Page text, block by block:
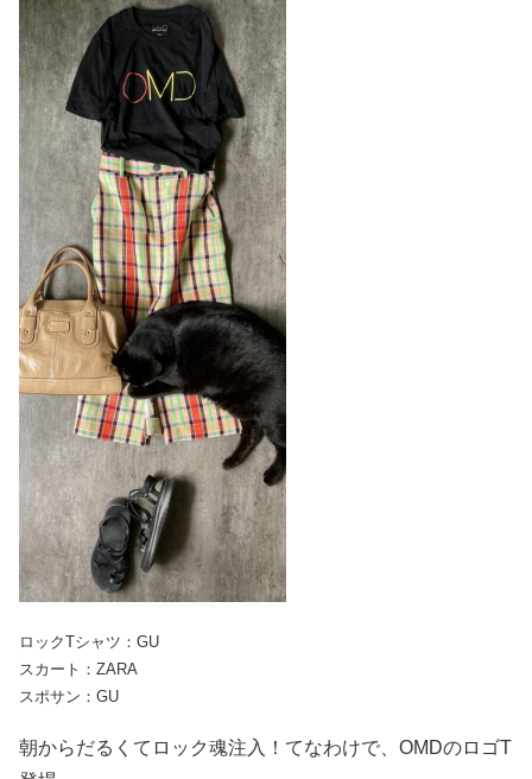
ロックTシャツ：GU
スカート：ZARA
スポサン：GU
朝からだるくてロック魂注入！てなわけで、OMDのロゴT